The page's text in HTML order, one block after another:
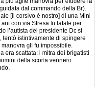
dal commando della Br).
[il corsivo è nostro] di una Mini
con via Stresa fu fatale per
l’autista del presidente Dc si
tentò istintivamente di spingere
manovra gli fu impossibile.
era scattata: i mitra dei brigatisti
della scorta vennero